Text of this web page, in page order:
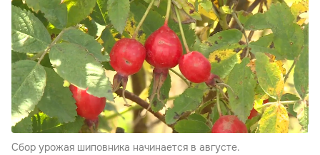
Сбор урожая шиповника начинается в августе.